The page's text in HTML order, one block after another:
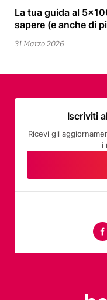
La tua guida al
sapere (e anche di
31 Marzo 2026
13
Aprile
2026
Iscriviti
Ricevi gli
i